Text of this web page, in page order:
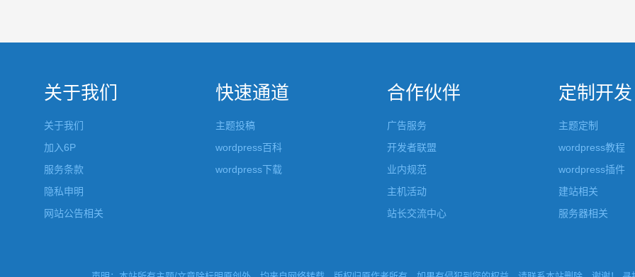
关于我们
关于我们
加入6P
服务条款
隐私申明
网站公告相关
快速通道
主题投稿
wordpress百科
wordpress下载
合作伙伴
广告服务
开发者联盟
业内规范
主机活动
站长交流中心
定制开发
主题定制
wordpress教程
wordpress插件
建站相关
服务器相关